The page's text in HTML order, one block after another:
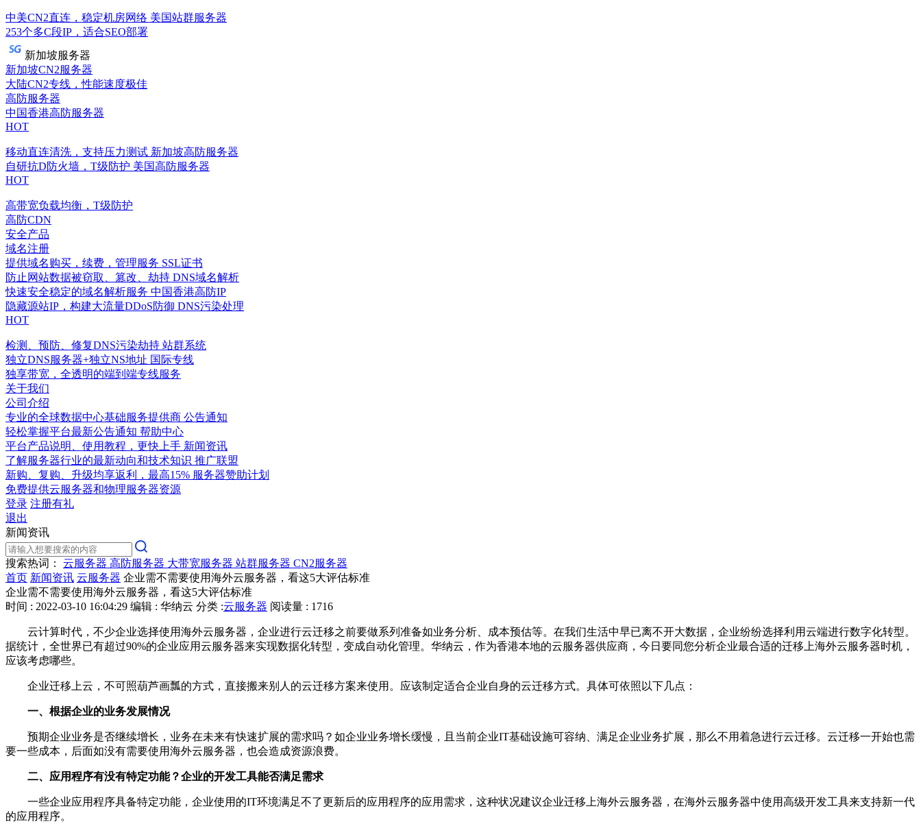
中美CN2直连，稳定机房网络 美国站群服务器
253个多C段IP，适合SEO部署
新加坡服务器
新加坡CN2服务器
大陆CN2专线，性能速度极佳
高防服务器
中国香港高防服务器
HOT
移动直连清洗，支持压力测试 新加坡高防服务器
自研抗D防火墙，T级防护 美国高防服务器
HOT
高带宽负载均衡，T级防护
高防CDN
安全产品
域名注册
提供域名购买，续费，管理服务 SSL证书
防止网站数据被窃取、篡改、劫持 DNS域名解析
快速安全稳定的域名解析服务 中国香港高防IP
隐藏源站IP，构建大流量DDoS防御 DNS污染处理
HOT
检测、预防、修复DNS污染劫持 站群系统
独立DNS服务器+独立NS地址 国际专线
独享带宽，全透明的端到端专线服务
关于我们
公司介绍
专业的全球数据中心基础服务提供商 公告通知
轻松掌握平台最新公告通知 帮助中心
平台产品说明、使用教程，更快上手 新闻资讯
了解服务器行业的最新动向和技术知识 推广联盟
新购、复购、升级均享返利，最高15% 服务器赞助计划
免费提供云服务器和物理服务器资源
登录 注册有礼
退出
新闻资讯
搜索热词： 云服务器 高防服务器 大带宽服务器 站群服务器 CN2服务器
首页 新闻资讯 云服务器 企业需不需要使用海外云服务器，看这5大评估标准
企业需不需要使用海外云服务器，看这5大评估标准
时间 : 2022-03-10 16:04:29 编辑 : 华纳云 分类 :云服务器 阅读量 : 1716
云计算时代，不少企业选择使用海外云服务器，企业进行云迁移之前要做系列准备如业务分析、成本预估等。在我们生活中早已离不开大数据，企业纷纷选择利用云端进行数字化转型。
据统计，全世界已有超过90%的企业应用云服务器来实现数据化转型，变成自动化管理。华纳云，作为香港本地的云服务器供应商，今日要同您分析企业最合适的迁移上海外云服务器时机，
应该考虑哪些。
企业迁移上云，不可照葫芦画瓢的方式，直接搬来别人的云迁移方案来使用。应该制定适合企业自身的云迁移方式。具体可依照以下几点：
一、根据企业的业务发展情况
预期企业业务是否继续增长，业务在未来有快速扩展的需求吗？如企业业务增长缓慢，且当前企业IT基础设施可容纳、满足企业业务扩展，那么不用着急进行云迁移。云迁移一开始也需
要一些成本，后面如没有需要使用海外云服务器，也会造成资源浪费。
二、应用程序有没有特定功能？企业的开发工具能否满足需求
一些企业应用程序具备特定功能，企业使用的IT环境满足不了更新后的应用程序的应用需求，这种状况建议企业迁移上海外云服务器，在海外云服务器中使用高级开发工具来支持新一代
的应用程序。